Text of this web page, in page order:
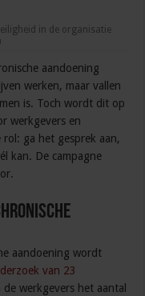
in de organisatie
aandoening
werken, maar vallen
is. Toch wordt dit op
werkgevers en
rol: ga het gesprek aan,
kan. De campagne
aandoening wordt
van 23
werkgevers het aantal